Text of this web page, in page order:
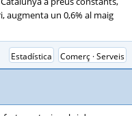
augmenta un 0,6% al maig
Comerç · Serveis
Estadística